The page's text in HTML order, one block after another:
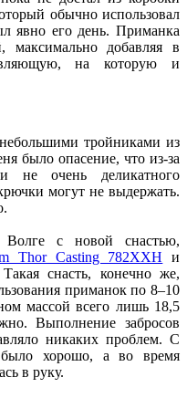
обычно использовал
явно его день. Приманка
максимально добавляя в
на которую и
тройниками из
было опасение, что из-за
не очень деликатного
могут не выдержать.
с новой снастью,
Thor Casting 782XXH и
снасть, конечно же,
приманок по 8–10
массой всего лишь 18,5
Выполнение забросов
никаких проблем. С
хорошо, а во время
в руку.